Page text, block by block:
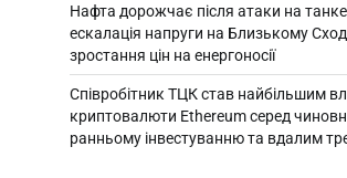
Нафта дорожчає після атаки на
ескалація напруги на Близькому
зростання цін на енергоносії
Співробітник ТЦК став найбільшим
криптовалюти Ethereum серед
ранньому інвестуванню та вдалим